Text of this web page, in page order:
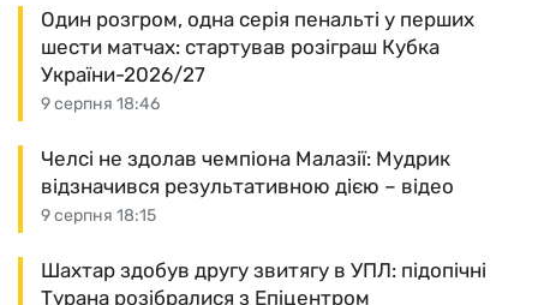
9 серпня 18:46
Один розгром, одна серія пенальті у перших
шести матчах: стартував розіграш Кубка
України-2026/27
9 серпня 18:15
Челсі не здолав чемпіона Малазії: Мудрик
відзначився результативною дією – відео
Шахтар здобув другу звитягу в УПЛ: підопічні
Турана розібралися з Епіцентром